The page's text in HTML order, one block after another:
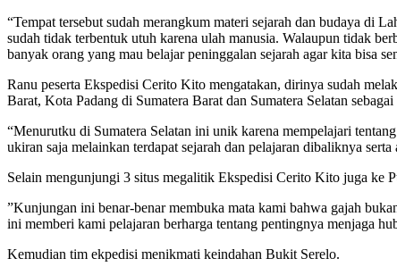
“Tempat tersebut sudah merangkum materi sejarah dan budaya di
sudah tidak terbentuk utuh karena ulah manusia. Walaupun tidak
banyak orang yang mau belajar peninggalan sejarah agar kita bisa
Ranu peserta Ekspedisi Cerito Kito mengatakan, dirinya sudah
Barat, Kota Padang di Sumatera Barat dan Sumatera Selatan
“Menurutku di Sumatera Selatan ini unik karena mempelajari
ukiran saja melainkan terdapat sejarah dan pelajaran dibaliknya
Selain mengunjungi 3 situs megalitik Ekspedisi Cerito Kito juga ke
”Kunjungan ini benar-benar membuka mata kami bahwa gajah
ini memberi kami pelajaran berharga tentang pentingnya menjaga
Kemudian tim ekpedisi menikmati keindahan Bukit Serelo.